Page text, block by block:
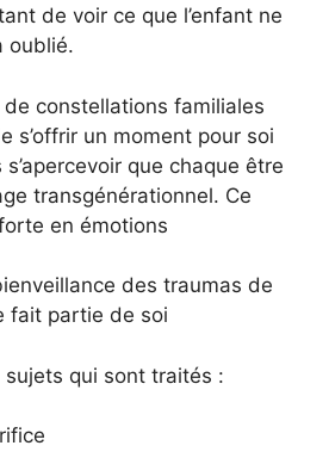
de voir ce que l’enfant ne
oublié.
constellations familiales
s’offrir un moment pour soi
que chaque être
transgénérationnel. Ce
en émotions
des traumas de
fait partie de soi
qui sont traités :